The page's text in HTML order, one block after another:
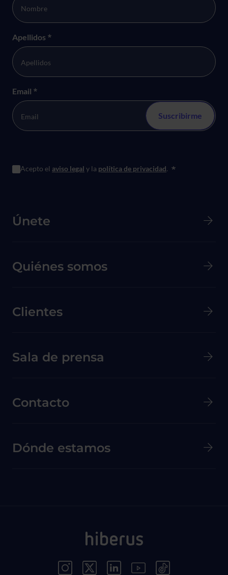
Apellidos *
Email *
Acepto el aviso legal y la política de privacidad. *
Menú principal de Pie de página
Únete
Quiénes somos
Clientes
Menú secundario de pie de página
Sala de prensa
Contacto
Dónde estamos
Menú Redes Sociales